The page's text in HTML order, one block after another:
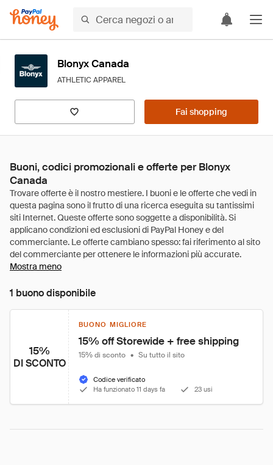
Blonyx Canada
ATHLETIC APPAREL
Fai shopping
Buoni, codici promozionali e offerte per Blonyx
Canada
Mostra meno
1 buono disponibile
15%
DI SCONTO
BUONO MIGLIORE
15% off Storewide + free shipping
15% di sconto • Su tutto il sito
Codice verificato
Ha funzionato 11 days fa
23 usi